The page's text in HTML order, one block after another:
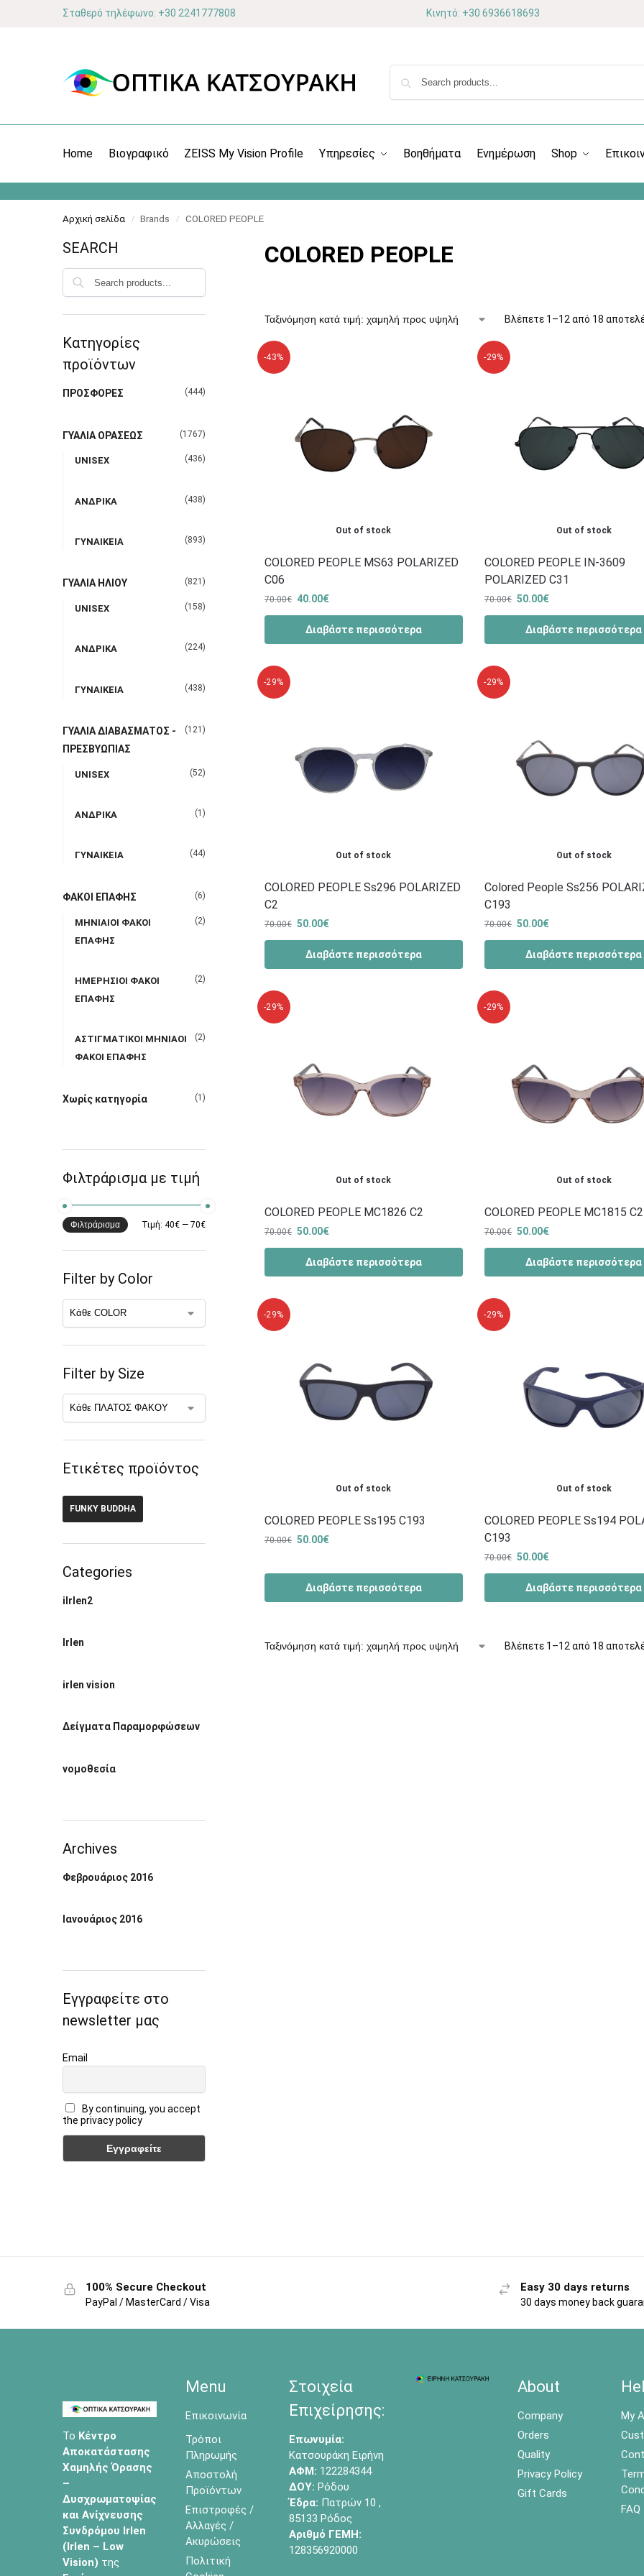
Σταθερό τηλέφωνο: +30 2241777808 Κινητό: +30 6936618693
Home Βιογραφικό ZEISS My Vision Profile Υπηρεσίες Βοηθήματα Ενημέρωση Shop
Αρχική σελίδα / Brands / COLORED PEOPLE
COLORED PEOPLE
Βλέπετε 1–12 από 18
-43%
Out of stock
COLORED PEOPLE MS63 POLARIZED
C06
70.00€ 40.00€
Διαβάστε περισσότερα
-29%
Out of stock
COLORED PEOPLE IN-3609
POLARIZED C31
70.00€ 50.00€
Διαβάστε περισσότερα
-29%
Out of stock
COLORED PEOPLE Ss296 POLARIZED
C2
70.00€ 50.00€
Διαβάστε περισσότερα
-29%
Out of stock
Colored People Ss256
C193
70.00€ 50.00€
Διαβάστε περισσότερα
-29%
Out of stock
COLORED PEOPLE MC1826 C2
70.00€ 50.00€
Διαβάστε περισσότερα
-29%
Out of stock
COLORED PEOPLE MC1815 C2
70.00€ 50.00€
Διαβάστε περισσότερα
-29%
Out of stock
COLORED PEOPLE Ss195 C193
70.00€ 50.00€
Διαβάστε περισσότερα
-29%
Out of stock
COLORED PEOPLE Ss194
C193
70.00€ 50.00€
Διαβάστε περισσότερα
Βλέπετε 1–12 από 18
SEARCH
Κατηγορίες
προϊόντων
ΠΡΟΣΦΟΡΕΣ (444)
ΓΥΑΛΙΑ ΟΡΑΣΕΩΣ (1767)
UNISEX (436)
ΑΝΔΡΙΚΑ (438)
ΓΥΝΑΙΚΕΙΑ (893)
ΓΥΑΛΙΑ ΗΛΙΟΥ (821)
UNISEX (158)
ΑΝΔΡΙΚΑ (224)
ΓΥΝΑΙΚΕΙΑ (438)
ΓΥΑΛΙΑ ΔΙΑΒΑΣΜΑΤΟΣ -
ΠΡΕΣΒΥΩΠΙΑΣ
(121)
UNISEX (52)
ΑΝΔΡΙΚΑ (1)
ΓΥΝΑΙΚΕΙΑ (44)
ΦΑΚΟΙ ΕΠΑΦΗΣ (6)
ΜΗΝΙΑΙΟΙ ΦΑΚΟΙ
ΕΠΑΦΗΣ
(2)
ΗΜΕΡΗΣΙΟΙ ΦΑΚΟΙ
ΕΠΑΦΗΣ
(2)
ΑΣΤΙΓΜΑΤΙΚΟΙ ΜΗΝΙΑΟΙ
ΦΑΚΟΙ ΕΠΑΦΗΣ
(2)
Χωρίς κατηγορία (1)
Φιλτράρισμα με τιμή
Φιλτράρισμα Τιμή: 40€— 70€
Filter by Color
Filter by Size
Ετικέτες προϊόντος
FUNKY BUDDHA
Categories
ilrlen2
Irlen
irlen vision
Δείγματα Παραμορφώσεων
νομοθεσία
Archives
Φεβρουάριος 2016
Ιανουάριος 2016
Εγγραφείτε στο
newsletter μας
Email
By continuing, you accept
the privacy policy
100% Secure Checkout
PayPal / MasterCard / Visa
Easy 30 days returns
30 days money back
Το Κέντρο
Αποκατάστασης
Χαμηλής Όρασης
–
Δυσχρωματοψίας
και Ανίχνευσης
Συνδρόμου Irlen
(Irlen – Low
Vision) της
Menu
Επικοινωνία
Τρόποι
Πληρωμής
Αποστολή
Προϊόντων
Επιστροφές /
Αλλαγές /
Ακυρώσεις
Πολιτική
Στοιχεία
Επιχείρησης:
Επωνυμία:
Κατσουράκη Ειρήνη
ΑΦΜ: 122284344
ΔΟΥ: Ρόδου
Έδρα: Πατρών 10 ,
85133 Ρόδος
Αριθμό ΓΕΜΗ:
128356920000
About
Company
Orders
Quality
Privacy Policy
Gift Cards
My
FAQ